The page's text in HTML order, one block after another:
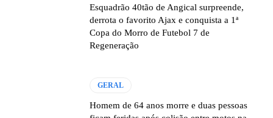
Esquadrão 40tão de Angical surpreende,
derrota o favorito Ajax e conquista a 1ª
Copa do Morro de Futebol 7 de
Regeneração
GERAL
Homem de 64 anos morre e duas pessoas